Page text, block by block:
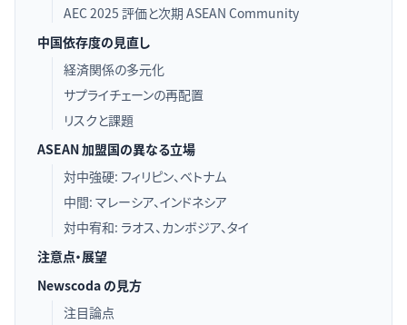
AEC 2025 評価と次期 ASEAN Community
中国依存度の見直し
経済関係の多元化
サプライチェーンの再配置
リスクと課題
ASEAN 加盟国の異なる立場
対中強硬: フィリピン、ベトナム
中間: マレーシア、インドネシア
対中宥和: ラオス、カンボジア、タイ
注意点・展望
Newscoda の見方
注目論点